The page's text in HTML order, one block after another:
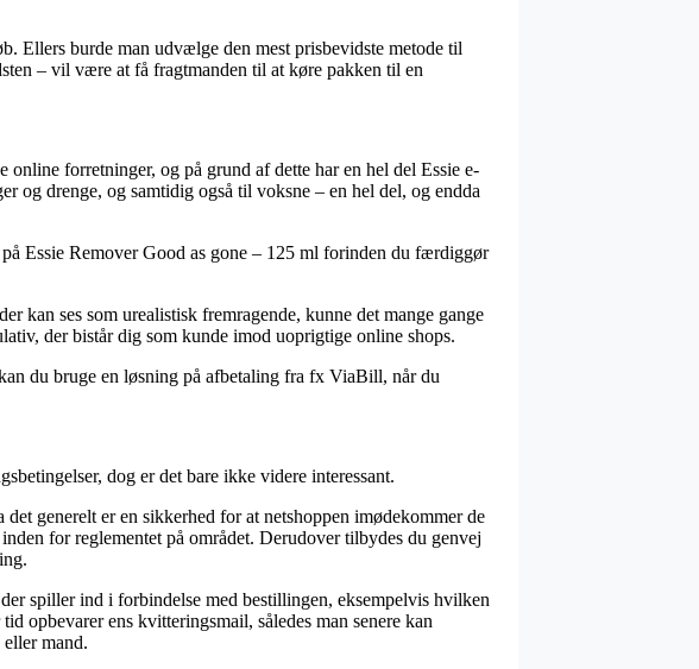
Ellers burde man udvælge den mest prisbevidste metode til
– vil være at få fragtmanden til at køre pakken til en
forretninger, og på grund af dette har en hel del Essie e-
og drenge, og samtidig også til voksne – en hel del, og endda
Essie Remover Good as gone – 125 ml forinden du færdiggør
kan ses som urealistisk fremragende, kunne det mange gange
der bistår dig som kunde imod uoprigtige online shops.
du bruge en løsning på afbetaling fra fx ViaBill, når du
dog er det bare ikke videre interessant.
generelt er en sikkerhed for at netshoppen imødekommer de
for reglementet på området. Derudover tilbydes du genvej
spiller ind i forbindelse med bestillingen, eksempelvis hvilken
opbevarer ens kvitteringsmail, således man senere kan
mand.